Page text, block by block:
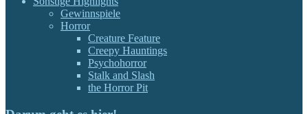
Gewinnspiele
Horror
Creature Feature
Creepy Hauntings
Psychohorror
Stalk and Slash
the Horror Pit